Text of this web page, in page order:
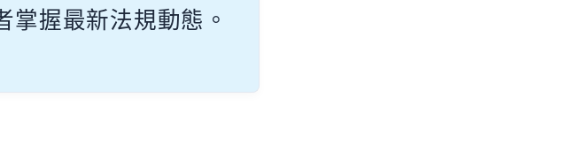
握最新法規動態。